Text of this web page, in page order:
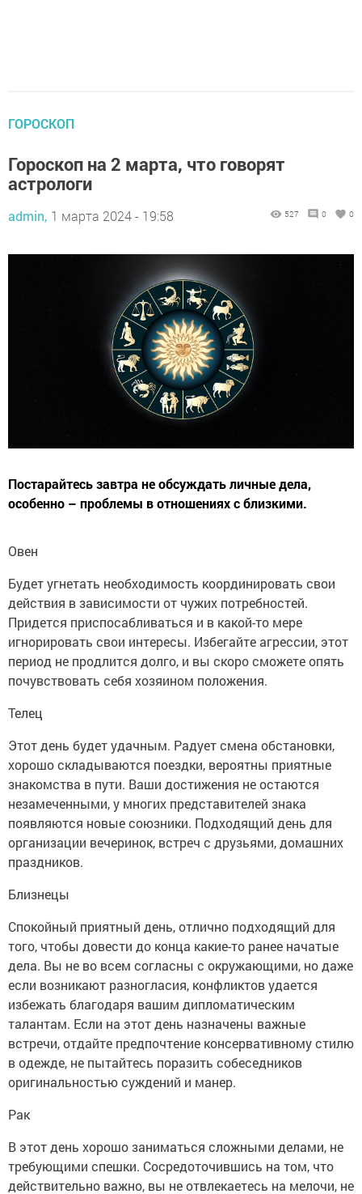
ГОРОСКОП
Гороскоп на 2 марта, что говорят
астрологи
admin, 1 марта 2024 - 19:58 527 0 0
Постарайтесь завтра не обсуждать личные дела,
особенно – проблемы в отношениях с близкими.
Овен
Будет угнетать необходимость координировать свои
действия в зависимости от чужих потребностей.
Придется приспосабливаться и в какой-то мере
игнорировать свои интересы. Избегайте агрессии, этот
период не продлится долго, и вы скоро сможете опять
почувствовать себя хозяином положения.
Телец
Этот день будет удачным. Радует смена обстановки,
хорошо складываются поездки, вероятны приятные
знакомства в пути. Ваши достижения не остаются
незамеченными, у многих представителей знака
появляются новые союзники. Подходящий день для
организации вечеринок, встреч с друзьями, домашних
праздников.
Близнецы
Спокойный приятный день, отлично подходящий для
того, чтобы довести до конца какие-то ранее начатые
дела. Вы не во всем согласны с окружающими, но даже
если возникают разногласия, конфликтов удается
избежать благодаря вашим дипломатическим
талантам. Если на этот день назначены важные
встречи, отдайте предпочтение консервативному стилю
в одежде, не пытайтесь поразить собеседников
оригинальностью суждений и манер.
Рак
В этот день хорошо заниматься сложными делами, не
требующими спешки. Сосредоточившись на том, что
действительно важно, вы не отвлекаетесь на мелочи, не